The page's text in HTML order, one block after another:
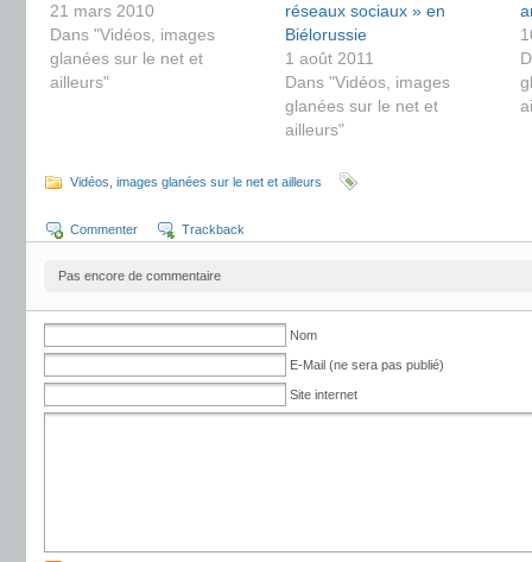
21 mars 2010
Dans "Vidéos, images
glanées sur le net et
ailleurs"
réseaux sociaux » en
Biélorussie
1 août 2011
Dans "Vidéos, images
glanées sur le net et
ailleurs"
Vidéos, images glanées sur le net et ailleurs
Commenter Trackback
Pas encore de commentaire
Nom
E-Mail (ne sera pas publié)
Site internet